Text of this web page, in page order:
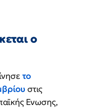
ο
το
στις
Ενωσης,